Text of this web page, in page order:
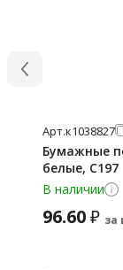
Арт.к1038827
Бумажные
белые, C197
В наличии
96.60₽ за